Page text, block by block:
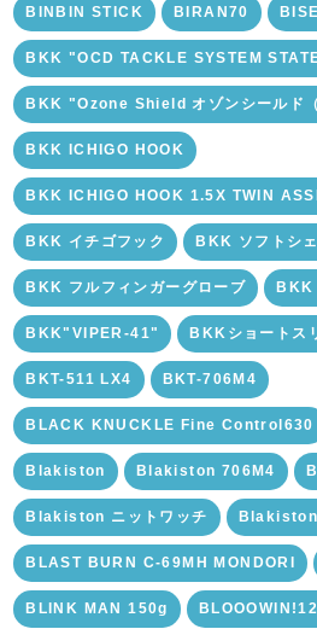
BINBIN STICK BIRAN70
BKK "OCD TACKLE SYSTEM
BKK "Ozone Shield オゾンシールド
BKK ICHIGO HOOK
BKK ICHIGO HOOK 1.5X TWIN
BKK イチゴフック BKK ソフトシ
BKK フルフィンガーグローブ BKK
BKK"VIPER-41" BKKショートス
BKT-511 LX4 BKT-706M4
BLACK KNUCKLE Fine Control630
Blakiston Blakiston 706M4
Blakiston ニットワッチ Blakiston
BLAST BURN C-69MH MONDORI
BLINK MAN 150g